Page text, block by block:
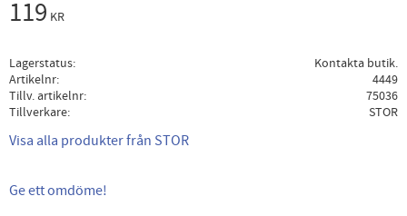
119 KR
Lagerstatus
Kontakta butik.
Artikelnr
4449
Tillv. artikelnr
75036
Tillverkare
STOR
Visa alla produkter från STOR
Ge ett omdöme!